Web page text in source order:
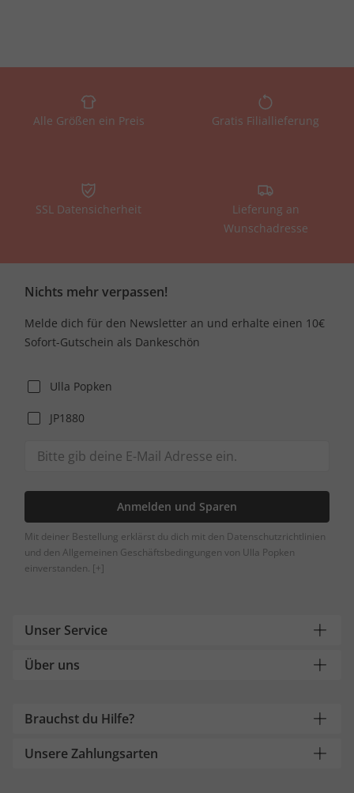
Alle Größen ein Preis Gratis Filiallieferung
SSL Datensicherheit
Lieferung an
Wunschadresse
Nichts mehr verpassen!
Melde dich für den Newsletter an und erhalte einen 10€
Sofort-Gutschein als Dankeschön
Ulla Popken
JP1880
Anmelden und Sparen
Mit deiner Bestellung erklärst du dich mit den Datenschutzrichtlinien
und den Allgemeinen Geschäftsbedingungen von Ulla Popken
einverstanden. [+]
Unser Service
Über uns
Brauchst du Hilfe?
Unsere Zahlungsarten